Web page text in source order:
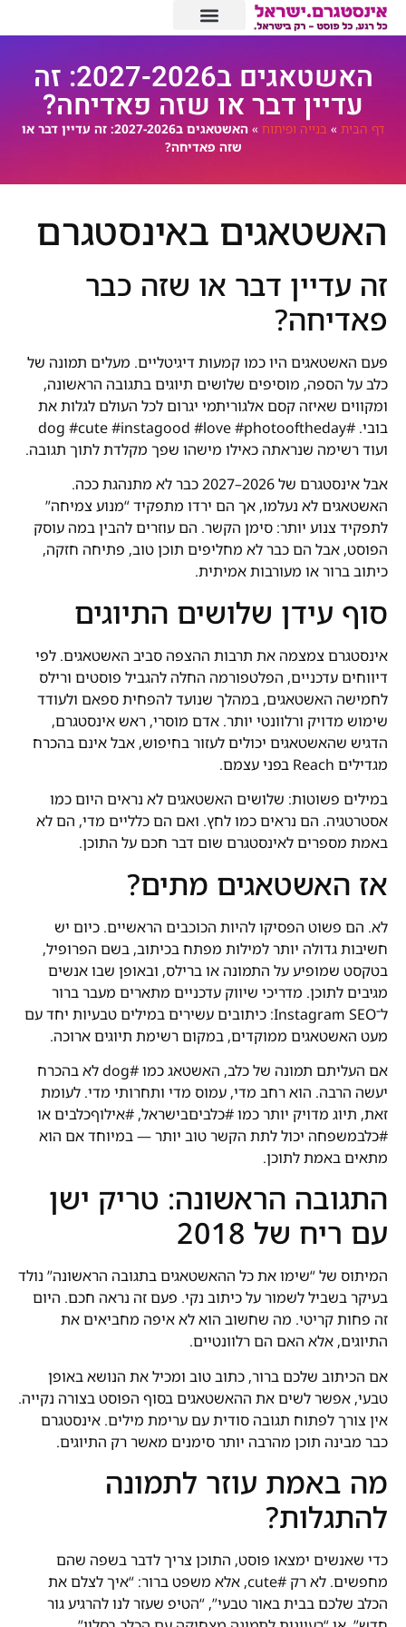
האשטאגים ב2027-2026: זה
עדיין דבר או שזה פאדיחה?
דף הבית » בנייה ופיתוח »
האשטאגים ב2027-2026: זה עדיין דבר או
שזה פאדיחה?
האשטאגים באינסטגרם
זה עדיין דבר או שזה כבר
פאדיחה?
פעם האשטאגים היו כמו קמעות דיגיטליים. מעלים תמונה של
כלב על הספה, מוסיפים שלושים תיוגים בתגובה הראשונה,
ומקווים שאיזה קסם אלגוריתמי יגרום לכל העולם לגלות את
בובי. #dog #cute #instagood #love #photooftheday
ועוד רשימה שנראתה כאילו מישהו שפך מקלדת לתוך תגובה.
אבל אינסטגרם של 2026–2027 כבר לא מתנהגת ככה.
האשטאגים לא נעלמו, אך הם ירדו מתפקיד “מנוע צמיחה”
לתפקיד צנוע יותר: סימן הקשר. הם עוזרים להבין במה עוסק
הפוסט, אבל הם כבר לא מחליפים תוכן טוב, פתיחה חזקה,
כיתוב ברור או מעורבות אמיתית.
סוף עידן שלושים התיוגים
אינסטגרם צמצמה את תרבות ההצפה סביב האשטאגים. לפי
דיווחים עדכניים, הפלטפורמה החלה להגביל פוסטים ורילס
לחמישה האשטאגים, במהלך שנועד להפחית ספאם ולעודד
שימוש מדויק ורלוונטי יותר. אדם מוסרי, ראש אינסטגרם,
הדגיש שהאשטאגים יכולים לעזור בחיפוש, אבל אינם בהכרח
מגדילים Reach בפני עצמם.
במילים פשוטות: שלושים האשטאגים לא נראים היום כמו
אסטרטגיה. הם נראים כמו לחץ. ואם הם כלליים מדי, הם לא
באמת מספרים לאינסטגרם שום דבר חכם על התוכן.
אז האשטאגים מתים?
לא. הם פשוט הפסיקו להיות הכוכבים הראשיים. כיום יש
חשיבות גדולה יותר למילות מפתח בכיתוב, בשם הפרופיל,
בטקסט שמופיע על התמונה או ברילס, ובאופן שבו אנשים
מגיבים לתוכן. מדריכי שיווק עדכניים מתארים מעבר ברור
ל־Instagram SEO: כיתובים עשירים במילים טבעיות יחד עם
מעט האשטאגים ממוקדים, במקום רשימת תיוגים ארוכה.
אם העליתם תמונה של כלב, האשטאג כמו #dog לא בהכרח
יעשה הרבה. הוא רחב מדי, עמוס מדי ותחרותי מדי. לעומת
זאת, תיוג מדויק יותר כמו #כלביםבישראל, #אילוףכלבים או
#כלבמשפחה יכול לתת הקשר טוב יותר — במיוחד אם הוא
מתאים באמת לתוכן.
התגובה הראשונה: טריק ישן
עם ריח של 2018
המיתוס של “שימו את כל ההאשטאגים בתגובה הראשונה” נולד
בעיקר בשביל לשמור על כיתוב נקי. פעם זה נראה חכם. היום
זה פחות קריטי. מה שחשוב הוא לא איפה מחביאים את
התיוגים, אלא האם הם רלוונטיים.
אם הכיתוב שלכם ברור, כתוב טוב ומכיל את הנושא באופן
טבעי, אפשר לשים את ההאשטאגים בסוף הפוסט בצורה נקייה.
אין צורך לפתוח תגובה סודית עם ערימת מילים. אינסטגרם
כבר מבינה תוכן מהרבה יותר סימנים מאשר רק התיוגים.
מה באמת עוזר לתמונה
להתגלות?
כדי שאנשים ימצאו פוסט, התוכן צריך לדבר בשפה שהם
מחפשים. לא רק #cute, אלא משפט ברור: “איך לצלם את
הכלב שלכם בבית באור טבעי”, “הטיפ שעזר לנו להרגיע גור